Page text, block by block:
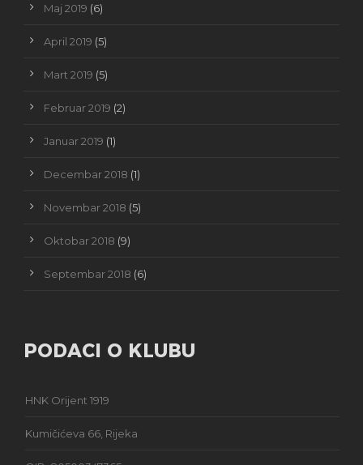
Maj 2019 (6)
April 2019 (5)
Mart 2019 (5)
Februar 2019 (2)
Januar 2019 (1)
Decembar 2018 (1)
Novembar 2018 (5)
Oktobar 2018 (9)
Septembar 2018 (6)
PODACI O KLUBU
HNK Orijent 1919
Kumičićeva 66, Rijeka